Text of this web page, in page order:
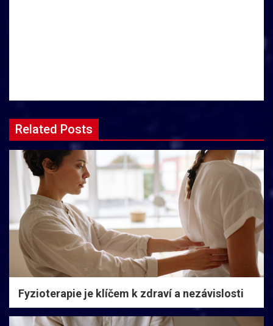
Related Posts
Fyzioterapie je klíčem k zdraví a nezávislosti